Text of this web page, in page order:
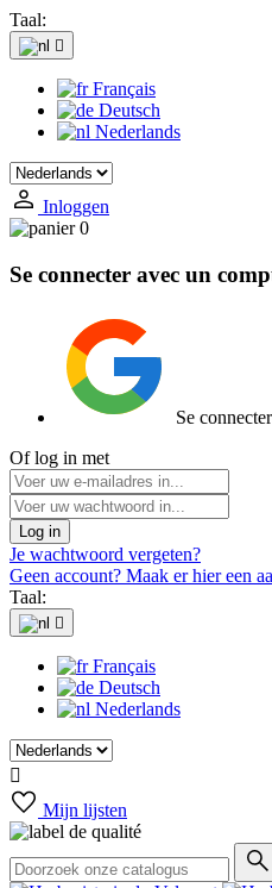
Taal:

Français
Deutsch
Nederlands
Inloggen
0
Se connecter avec un
Se
Of log in met
Log in
Je wachtwoord vergeten?
Geen account? Maak er hier een
Taal:

Français
Deutsch
Nederlands

Mijn lijsten